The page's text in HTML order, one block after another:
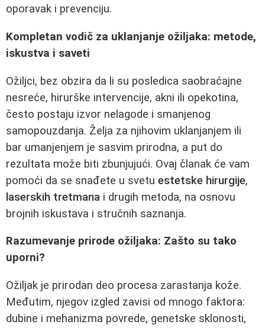
oporavak i prevenciju.
Kompletan vodič za uklanjanje ožiljaka: metode,
iskustva i saveti
Ožiljci, bez obzira da li su posledica saobraćajne
nesreće, hirurške intervencije, akni ili opekotina,
često postaju izvor nelagode i smanjenog
samopouzdanja. Želja za njihovim uklanjanjem ili
bar umanjenjem je sasvim prirodna, a put do
rezultata može biti zbunjujući. Ovaj članak će vam
pomoći da se snađete u svetu estetske hirurgije,
laserskih tretmana i drugih metoda, na osnovu
brojnih iskustava i stručnih saznanja.
Razumevanje prirode ožiljaka: Zašto su tako
uporni?
Ožiljak je prirodan deo procesa zarastanja kože.
Međutim, njegov izgled zavisi od mnogo faktora:
dubine i mehanizma povrede, genetske sklonosti,